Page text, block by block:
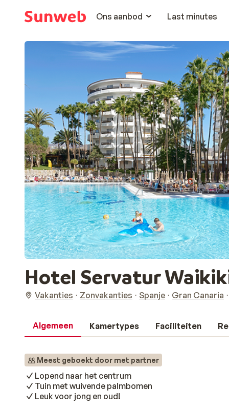
Ons aanbod
Last minutes
Hotel Servatur
Vakanties Zonvakanties Spanje Gran Canaria
Algemeen Kamertypes Faciliteiten
Meest geboekt door met partner
Lopend naar het centrum
Tuin met wuivende palmbomen
Leuk voor jong en oud!